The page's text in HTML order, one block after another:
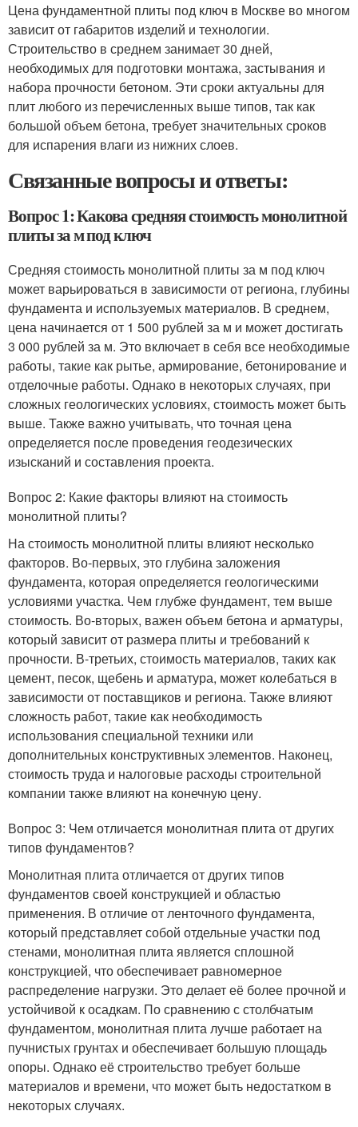
Цена фундаментной плиты под ключ в Москве во многом
зависит от габаритов изделий и технологии.
Строительство в среднем занимает 30 дней,
необходимых для подготовки монтажа, застывания и
набора прочности бетоном. Эти сроки актуальны для
плит любого из перечисленных выше типов, так как
большой объем бетона, требует значительных сроков
для испарения влаги из нижних слоев.
Связанные вопросы и ответы:
Вопрос 1: Какова средняя стоимость монолитной
плиты за м под ключ
Средняя стоимость монолитной плиты за м под ключ
может варьироваться в зависимости от региона, глубины
фундамента и используемых материалов. В среднем,
цена начинается от 1 500 рублей за м и может достигать
3 000 рублей за м. Это включает в себя все необходимые
работы, такие как рытье, армирование, бетонирование и
отделочные работы. Однако в некоторых случаях, при
сложных геологических условиях, стоимость может быть
выше. Также важно учитывать, что точная цена
определяется после проведения геодезических
изысканий и составления проекта.
Вопрос 2: Какие факторы влияют на стоимость
монолитной плиты?
На стоимость монолитной плиты влияют несколько
факторов. Во-первых, это глубина заложения
фундамента, которая определяется геологическими
условиями участка. Чем глубже фундамент, тем выше
стоимость. Во-вторых, важен объем бетона и арматуры,
который зависит от размера плиты и требований к
прочности. В-третьих, стоимость материалов, таких как
цемент, песок, щебень и арматура, может колебаться в
зависимости от поставщиков и региона. Также влияют
сложность работ, такие как необходимость
использования специальной техники или
дополнительных конструктивных элементов. Наконец,
стоимость труда и налоговые расходы строительной
компании также влияют на конечную цену.
Вопрос 3: Чем отличается монолитная плита от других
типов фундаментов?
Монолитная плита отличается от других типов
фундаментов своей конструкцией и областью
применения. В отличие от ленточного фундамента,
который представляет собой отдельные участки под
стенами, монолитная плита является сплошной
конструкцией, что обеспечивает равномерное
распределение нагрузки. Это делает её более прочной и
устойчивой к осадкам. По сравнению с столбчатым
фундаментом, монолитная плита лучше работает на
пучнистых грунтах и обеспечивает большую площадь
опоры. Однако её строительство требует больше
материалов и времени, что может быть недостатком в
некоторых случаях.